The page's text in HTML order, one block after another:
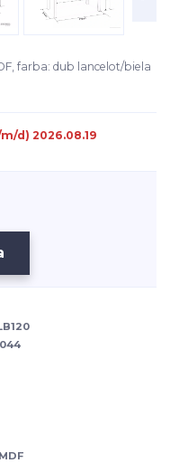
farba: dub lancelot/biela
d) 2026.08.19